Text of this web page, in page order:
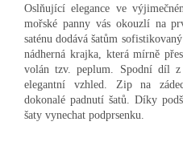
Oslňující elegance ve
mořské panny vás okouzlí na
saténu dodává šatům
nádherná krajka, která mírně
volán tzv. peplum. Spodní díl z
elegantní vzhled. Zip na
dokonalé padnutí šatů. Díky
šaty vynechat podprsenku.